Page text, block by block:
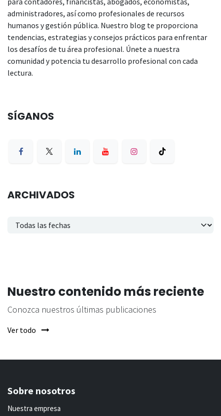
administradores, así como profesionales de recursos
humanos y gestión pública. Nuestro blog te proporciona
tendencias, estrategias y consejos prácticos para enfrentar
los desafíos de tu área profesional. Únete a nuestra
comunidad y potencia tu desarrollo profesional con cada
lectura.
SÍGANOS
ARCHIVADOS
Nuestro contenido más reciente
Conozca nuestros últimas publicaciones
Ver todo
Sobre nosotros
Nuestra empresa